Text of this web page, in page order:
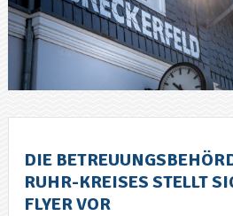
DIE
RUHR-KREISES STELLT
FLYER VOR